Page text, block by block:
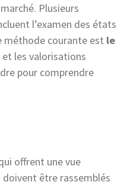
Plusieurs
l’examen des états
méthode courante est le
et les valorisations
pour comprendre
offrent une vue
doivent être rassemblés